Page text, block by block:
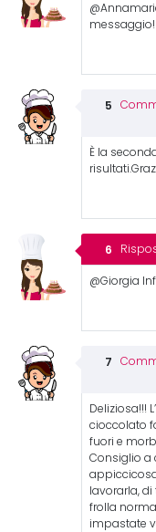
messaggio!
È la
@Giorgia
Deliziosa!!!
cioccolato
fuori e
Consiglio a
lavorarla,
frolla
impastate